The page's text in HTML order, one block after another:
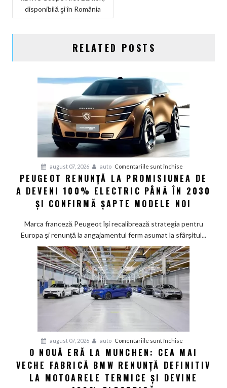
ARTICOLE
disponibilă şi în România
RELATED POSTS
august 07, 2026 auto Comentariile sunt închise
Peugeot
renunță
la
de
a
100%
electric
până
2030
șapte
noi
PEUGEOT RENUNȚĂ LA PROMISIUNEA DE
A DEVENI 100% ELECTRIC PÂNĂ ÎN 2030
ȘI CONFIRMĂ ȘAPTE MODELE NOI
Marca franceză Peugeot își recalibrează strategia pentru
Europa și renunță la angajamentul ferm asumat la sfârșitul...
august 07, 2026 auto Comentariile sunt închise
O
nouă
eră
O NOUĂ ERĂ LA MUNCHEN: CEA MAI
VECHE FABRICĂ BMW RENUNȚĂ DEFINITIV
LA MOTOARELE TERMICE ȘI DEVINE